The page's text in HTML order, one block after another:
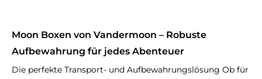
Moon Boxen von Vandermoon – Robuste
Aufbewahrung für jedes Abenteuer
Die perfekte Transport- und Aufbewahrungslösung Ob für